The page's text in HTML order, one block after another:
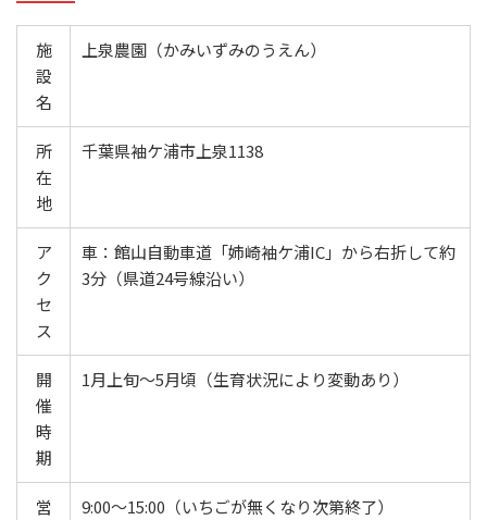
施
設
名
上泉農園（かみいずみのうえん）
所
在
地
千葉県袖ケ浦市上泉1138
ア
ク
セ
ス
車：館山自動車道「姉崎袖ケ浦IC」から右折して約
3分（県道24号線沿い）
開
催
時
期
1月上旬～5月頃（生育状況により変動あり）
営
9:00～15:00（いちごが無くなり次第終了）